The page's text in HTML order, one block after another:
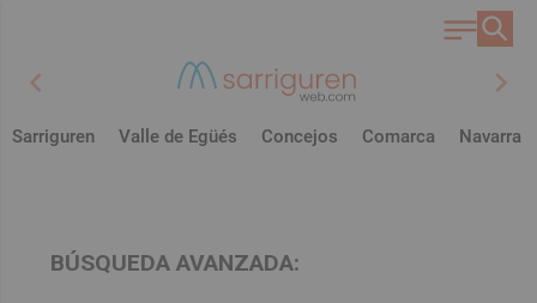
chevron_left chevron_right
Sarriguren Valle de Egüés Concejos Comarca Navarra
BÚSQUEDA AVANZADA: